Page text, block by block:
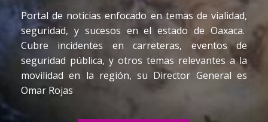
Portal de noticias enfocado en temas de vialidad,
seguridad, y sucesos en el estado de Oaxaca.
Cubre incidentes en carreteras, eventos de
seguridad pública, y otros temas relevantes a la
movilidad en la región, su Director General es
Omar Rojas